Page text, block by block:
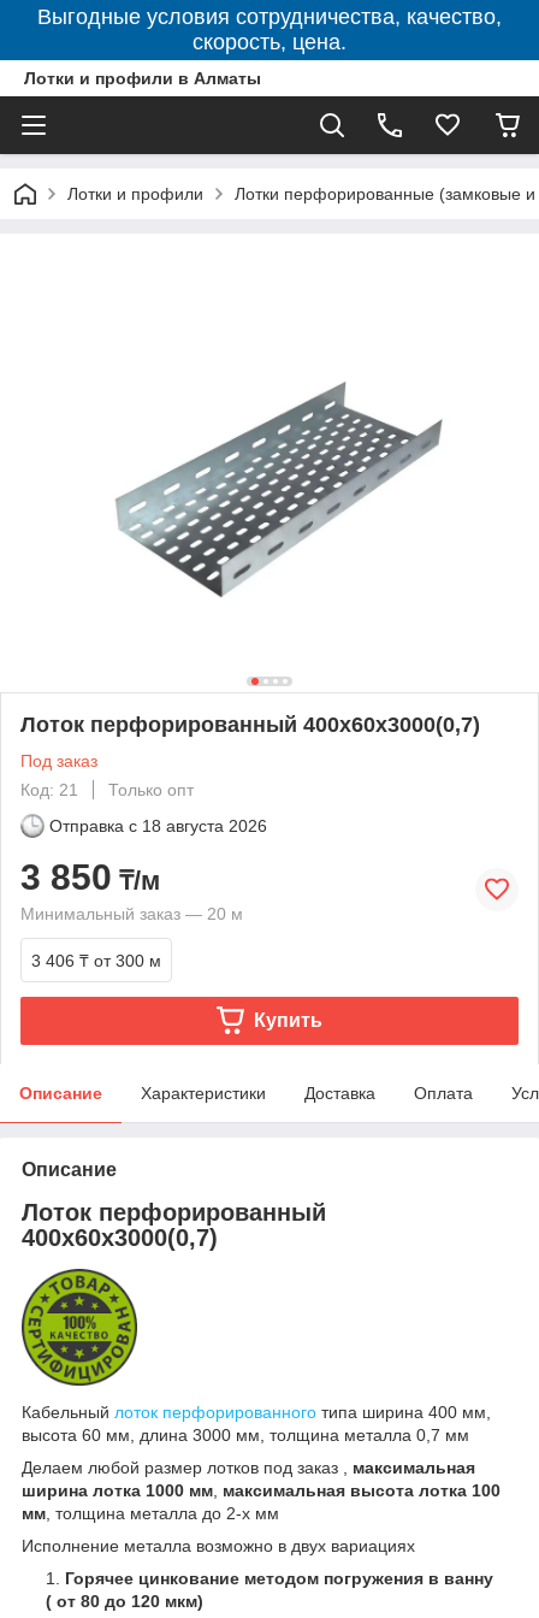
Выгодные условия сотрудничества, качество,
скорость, цена.
Лотки и профили в Алматы
Лотки и профили Лотки перфорированные (замковые и
Лоток перфорированный 400х60х3000(0,7)
Под заказ
Код: 21
Только опт
Отправка с 18 августа 2026
3 850 ₸/м
Минимальный заказ — 20 м
3 406 ₸ от 300 м
Купить
Описание Характеристики Доставка Оплата
Описание
Лоток перфорированный
400х60х3000(0,7)
Кабельный лоток перфорированного типа ширина 400 мм,
высота 60 мм, длина 3000 мм, толщина металла 0,7 мм
Делаем любой размер лотков под заказ , максимальная
ширина лотка 1000 мм максимальная высота лотка 100
мм , толщина металла до 2-х мм
Исполнение металла возможно в двух вариациях
Горячее цинкование методом погружения в ванну
( от 80 до 120 мкм)